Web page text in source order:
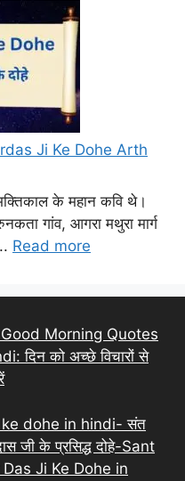
Ji Ke Dohe Arth
के महान कवि थे।
गांव, आगरा मथुरा मार्ग
Read more
Morning Quotes
दिन को अच्छे विचारों से
dohe in hindi- संत
जी के प्रसिद्ध दोहे-Sant
Ji Ke Dohe in